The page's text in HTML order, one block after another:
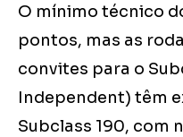
O mínimo técnico
pontos, mas as
convites para o
Independent) têm
Subclass 190, com